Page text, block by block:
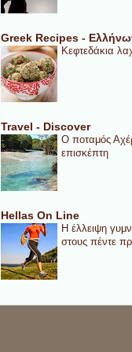
Greek Recipes -
Κεφτεδάκια
Travel - Discover
Ο ποταμός
επισκέπτη
Hellas On Line
Η έλλειψη
στους πέντε